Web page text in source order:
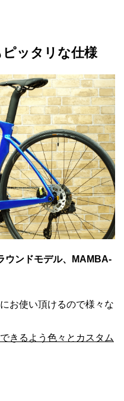
ッタリな仕様
ウンドモデル、MAMBA-
お使い頂けるので様々な
きるよう色々とカスタム